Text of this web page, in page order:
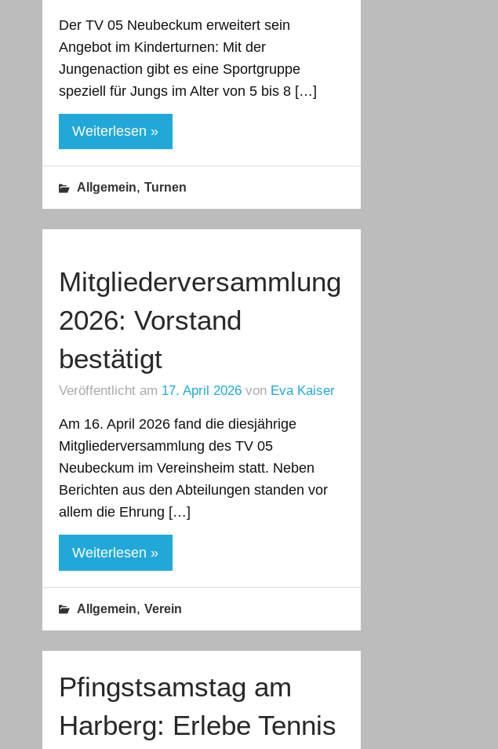
Der TV 05 Neubeckum erweitert sein
Angebot im Kinderturnen: Mit der
Jungenaction gibt es eine Sportgruppe
speziell für Jungs im Alter von 5 bis 8 […]
Weiterlesen »
Allgemein,Turnen
Mitgliederversammlung
2026: Vorstand
bestätigt
Veröffentlicht am 17. April 2026von Eva Kaiser
Am 16. April 2026 fand die diesjährige
Mitgliederversammlung des TV 05
Neubeckum im Vereinsheim statt. Neben
Berichten aus den Abteilungen standen vor
allem die Ehrung […]
Weiterlesen »
Allgemein,Verein
Pfingstsamstag am
Harberg: Erlebe Tennis